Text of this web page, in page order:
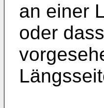
an einer
oder